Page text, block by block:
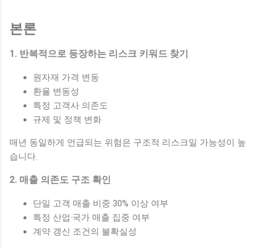
본론
1. 반복적으로 등장하는 리스크 키워드 찾기
원자재 가격 변동
환율 변동성
특정 고객사 의존도
규제 및 정책 변화
매년 동일하게 언급되는 위험은 구조적 리스크일 가능성이 높
습니다.
2. 매출 의존도 구조 확인
단일 고객 매출 비중 30% 이상 여부
특정 산업·국가 매출 집중 여부
계약 갱신 조건의 불확실성